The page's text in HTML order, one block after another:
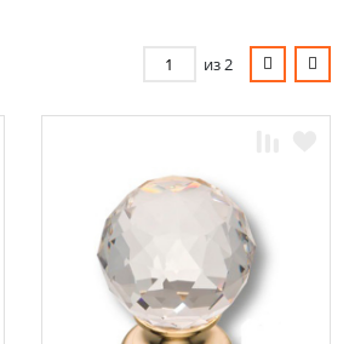
из 2